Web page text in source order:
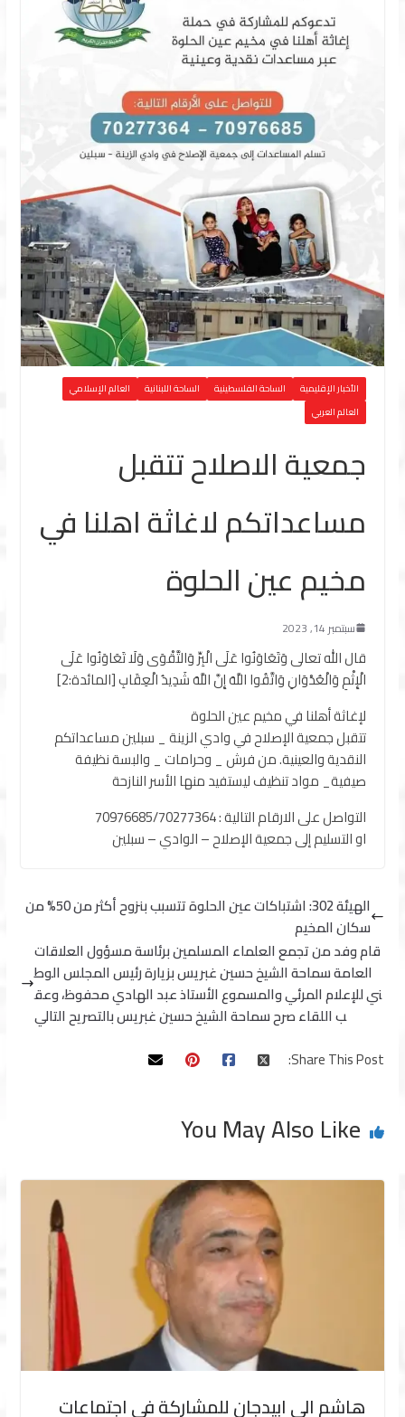
الأخبار الإقليمية الساحة الفلسطينية الساحة اللبنانية
العالم الإسلامي
العالم العربي
جمعية الاصلاح تتقبل
مساعداتكم لاغاثة اهلنا في
مخيم عين الحلوة
سبتمبر 14, 2023
قال الله تعالى وَتَعَاوَنُوا عَلَى الْبِرِّ وَالتَّقْوَى وَلَا تَعَاوَنُوا عَلَى
الْإِثْمِ وَالْعُدْوَانِ وَاتَّقُوا اللَّهَ إِنَّ اللَّهَ شَدِيدُ الْعِقَابِ [المائدة:2]
لإغاثة أهلنا في مخيم عين الحلوة
تتقبل جمعية الإصلاح في وادي الزينة _ سبلين مساعداتكم
النقدية والعينية. من فرش _ وحرامات _ والبسة نظيفة
صيفية_ مواد تنظيف ليستفيد منها الأسر النازحة
التواصل على الارقام التالية : 70976685/70277364
او التسليم إلى جمعية الإصلاح – الوادي – سبلين
الهيئة 302: اشتباكات عين الحلوة تتسبب بنزوح أكثر من 50% من
سكان المخيم
قام وفد من تجمع العلماء المسلمين برئاسة مسؤول العلاقات
العامة سماحة الشيخ حسين غبريس بزيارة رئيس المجلس الوط
ني للإعلام المرئي والمسموع الأستاذ عبد الهادي محفوظ، وعق
ب اللقاء صرح سماحة الشيخ حسين غبريس بالتصريح التالي
Share This Post:
You May Also Like
هاشم الى ابيدجان للمشاركة في اجتماعات